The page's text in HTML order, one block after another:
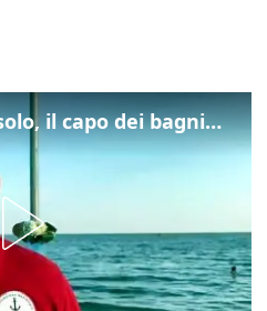
Tuffi dai pontili a Jesolo, il capo dei bagnini: "L'impegno di tutti per evitare altre tragedie"